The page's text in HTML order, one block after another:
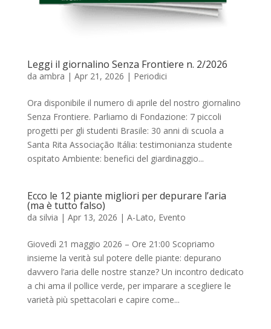
Leggi il giornalino Senza Frontiere n. 2/2026
da ambra | Apr 21, 2026 | Periodici
Ora disponibile il numero di aprile del nostro giornalino
Senza Frontiere. Parliamo di Fondazione: 7 piccoli
progetti per gli studenti Brasile: 30 anni di scuola a
Santa Rita Associação Itália: testimonianza studente
ospitato Ambiente: benefici del giardinaggio...
Ecco le 12 piante migliori per depurare l’aria
(ma è tutto falso)
da silvia | Apr 13, 2026 | A-Lato, Evento
Giovedì 21 maggio 2026 – Ore 21:00 Scopriamo
insieme la verità sul potere delle piante: depurano
davvero l’aria delle nostre stanze? Un incontro dedicato
a chi ama il pollice verde, per imparare a scegliere le
varietà più spettacolari e capire come...